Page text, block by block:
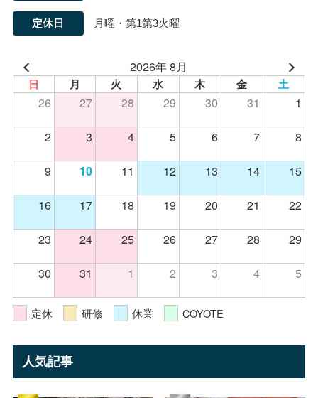
定休日 月曜・第1第3火曜
2026年 8月
日 月 火 水 木 金 土
26 27 28 29 30 31
1
2
3 4 5 6 7
8
9
10 11 12 13 14
15
16
17 18 19 20 21
22
23
24 25 26 27 28
29
30
31 1 2 3 4 5
定休 研修 休業 COYOTE
人気記事